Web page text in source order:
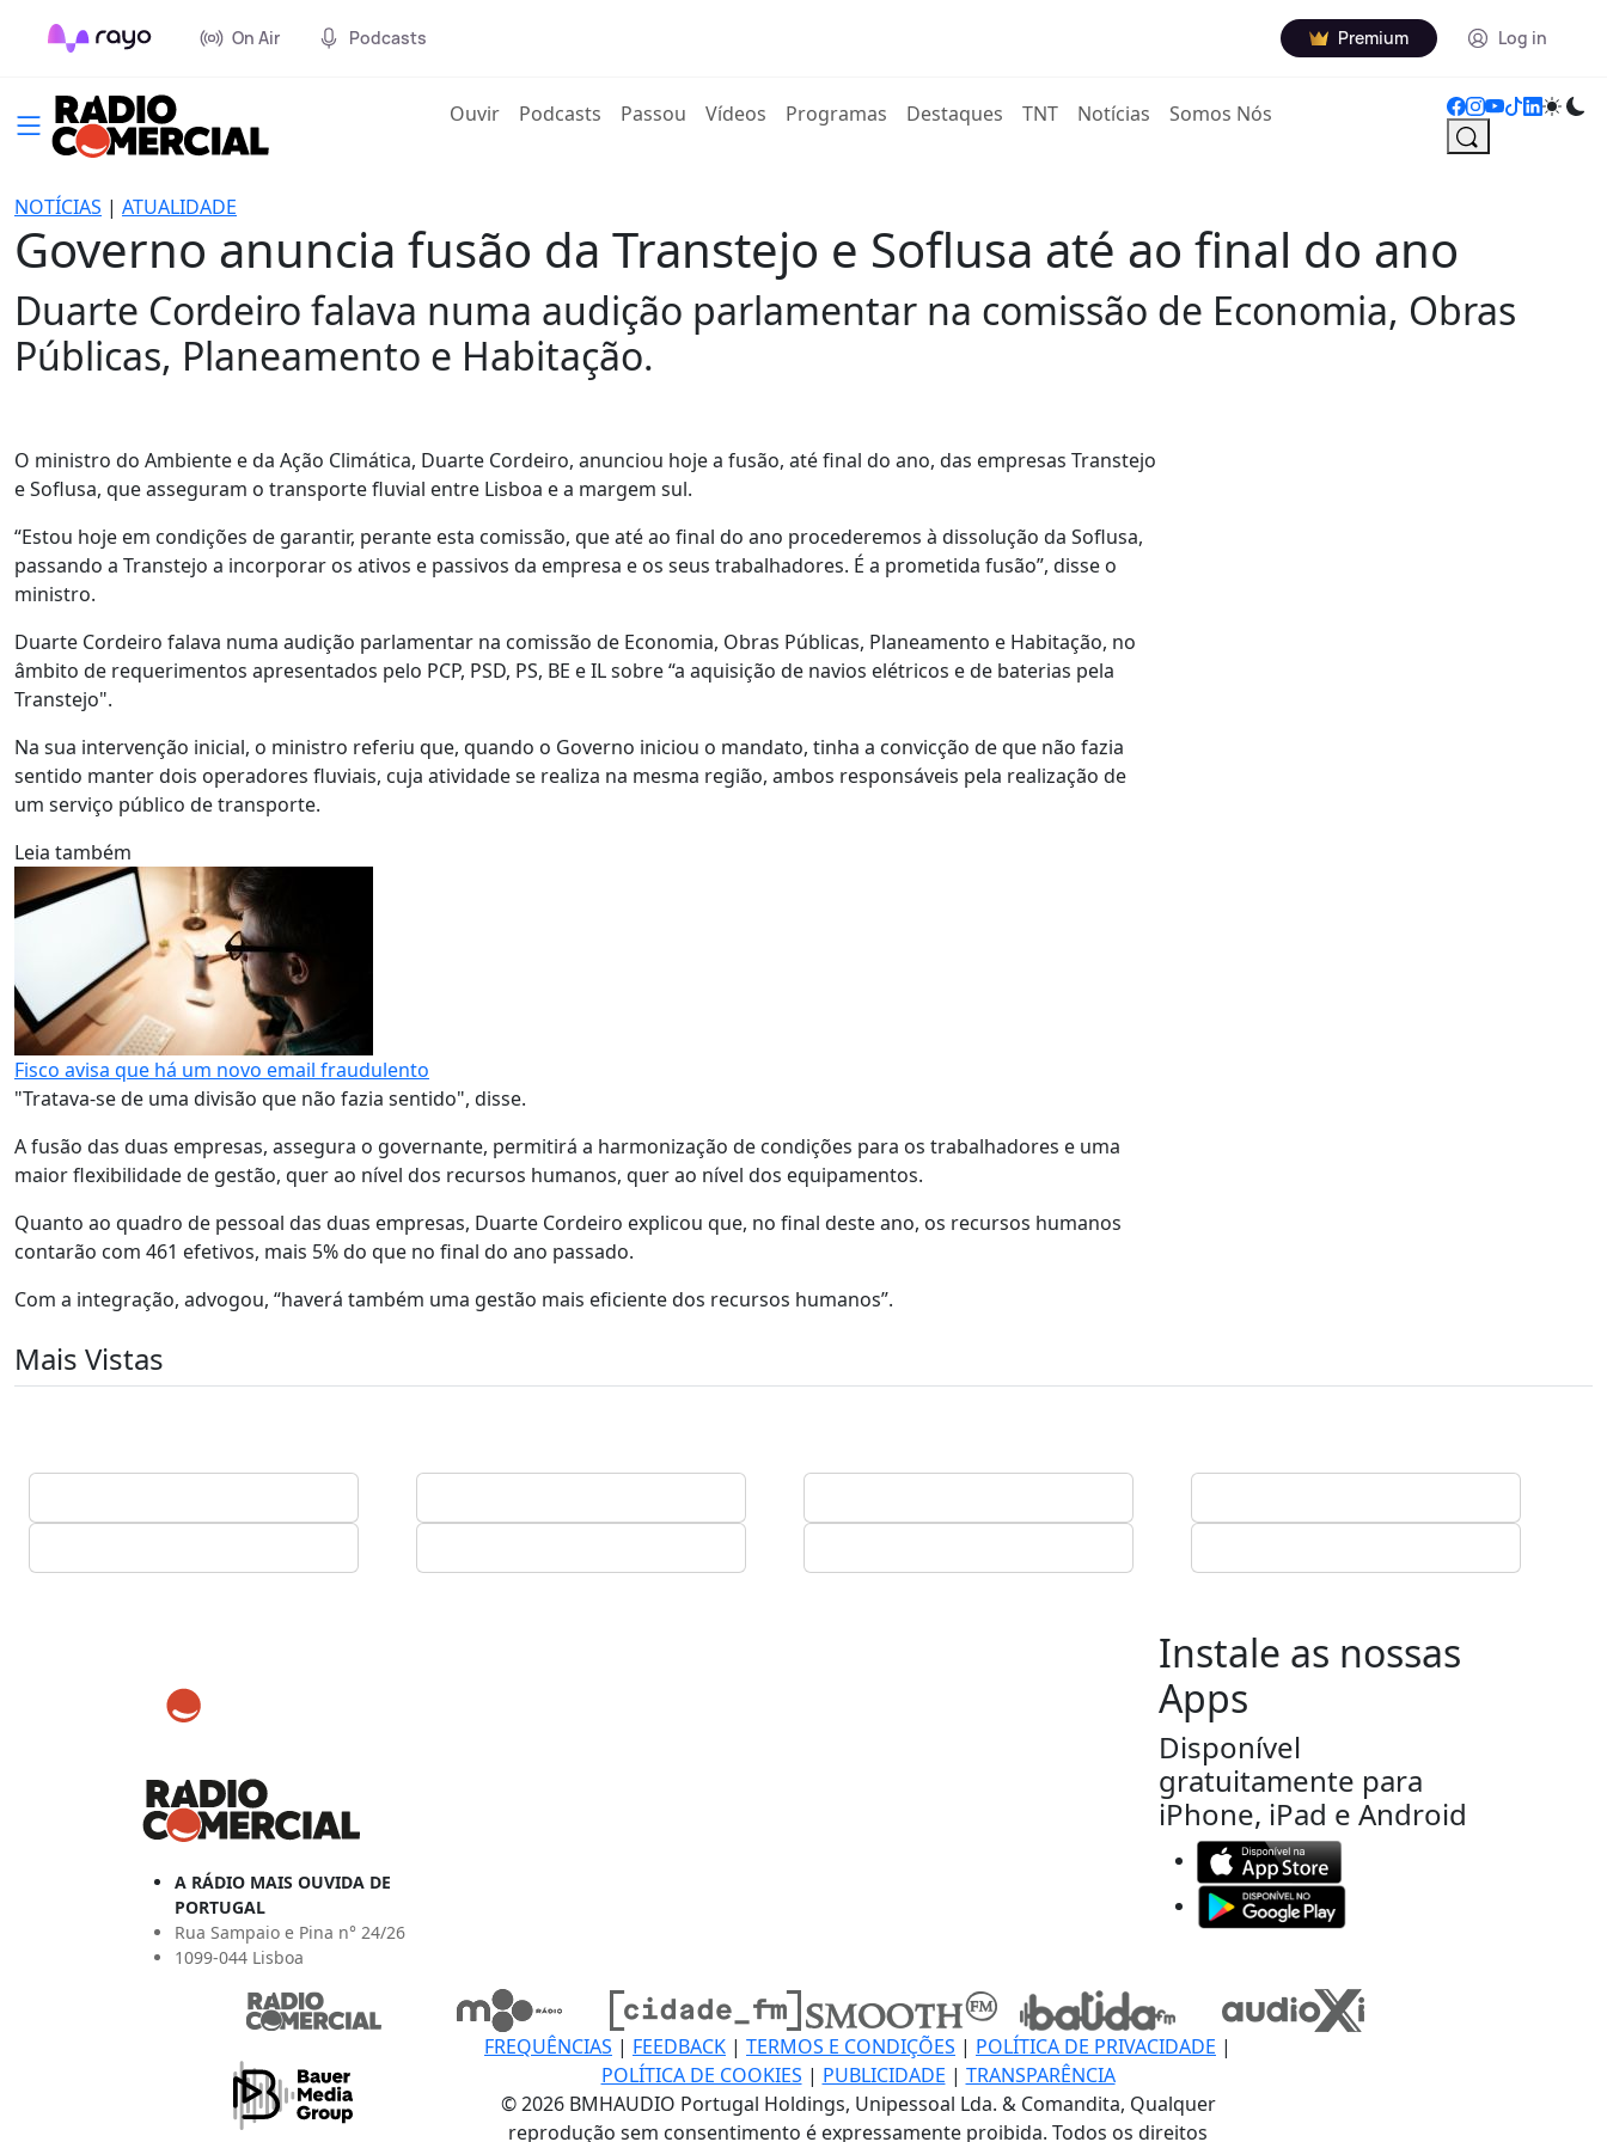
On Air Podcasts Premium Log in
Ouvir(current)
Podcasts Passou Vídeos Programas Destaques TNT Notícias Somos Nós
NOTÍCIAS | ATUALIDADE
Governo anuncia fusão da Transtejo e Soflusa até ao final do ano
Duarte Cordeiro falava numa audição parlamentar na comissão de Economia, Obras
Públicas, Planeamento e Habitação.
O ministro do Ambiente e da Ação Climática, Duarte Cordeiro, anunciou hoje a fusão, até final do ano, das empresas Transtejo
e Soflusa, que asseguram o transporte fluvial entre Lisboa e a margem sul.
“Estou hoje em condições de garantir, perante esta comissão, que até ao final do ano procederemos à dissolução da Soflusa,
passando a Transtejo a incorporar os ativos e passivos da empresa e os seus trabalhadores. É a prometida fusão”, disse o
ministro.
Duarte Cordeiro falava numa audição parlamentar na comissão de Economia, Obras Públicas, Planeamento e Habitação, no
âmbito de requerimentos apresentados pelo PCP, PSD, PS, BE e IL sobre “a aquisição de navios elétricos e de baterias pela
Transtejo".
Na sua intervenção inicial, o ministro referiu que, quando o Governo iniciou o mandato, tinha a convicção de que não fazia
sentido manter dois operadores fluviais, cuja atividade se realiza na mesma região, ambos responsáveis pela realização de
um serviço público de transporte.
Leia também
Fisco avisa que há um novo email fraudulento
"Tratava-se de uma divisão que não fazia sentido", disse.
A fusão das duas empresas, assegura o governante, permitirá a harmonização de condições para os trabalhadores e uma
maior flexibilidade de gestão, quer ao nível dos recursos humanos, quer ao nível dos equipamentos.
Quanto ao quadro de pessoal das duas empresas, Duarte Cordeiro explicou que, no final deste ano, os recursos humanos
contarão com 461 efetivos, mais 5% do que no final do ano passado.
Com a integração, advogou, “haverá também uma gestão mais eficiente dos recursos humanos”.
Mais Vistas
A RÁDIO MAIS OUVIDA DE
PORTUGAL
Rua Sampaio e Pina n° 24/26
1099-044 Lisboa
Instale as nossas
Apps
Disponível
gratuitamente para
iPhone, iPad e Android
FREQUÊNCIAS | FEEDBACK | TERMOS E CONDIÇÕES | POLÍTICA DE PRIVACIDADE |
POLÍTICA DE COOKIES | PUBLICIDADE | TRANSPARÊNCIA
© 2026 BMHAUDIO Portugal Holdings, Unipessoal Lda. & Comandita, Qualquer
reprodução sem consentimento é expressamente proibida. Todos os direitos